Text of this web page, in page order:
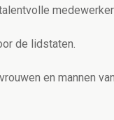
de lidstaten.
en mannen